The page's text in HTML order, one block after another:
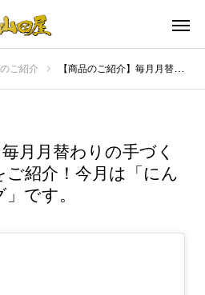
ご紹介 【商品のご紹介】毎月月替わりの手づくりドレッシングをご紹介！今月は「にんじんドレッシング」です。
月月替わりの手づく
紹介！今月は「にん
です。